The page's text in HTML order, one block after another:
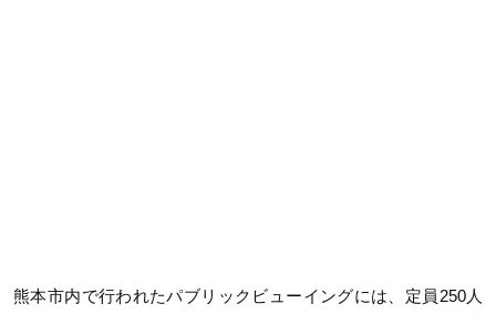
熊本市内で行われたパブリックビューイングには、定員250人